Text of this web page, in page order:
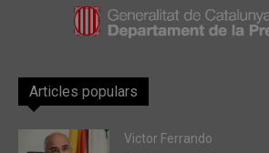
Articles populars
Victor Ferrando